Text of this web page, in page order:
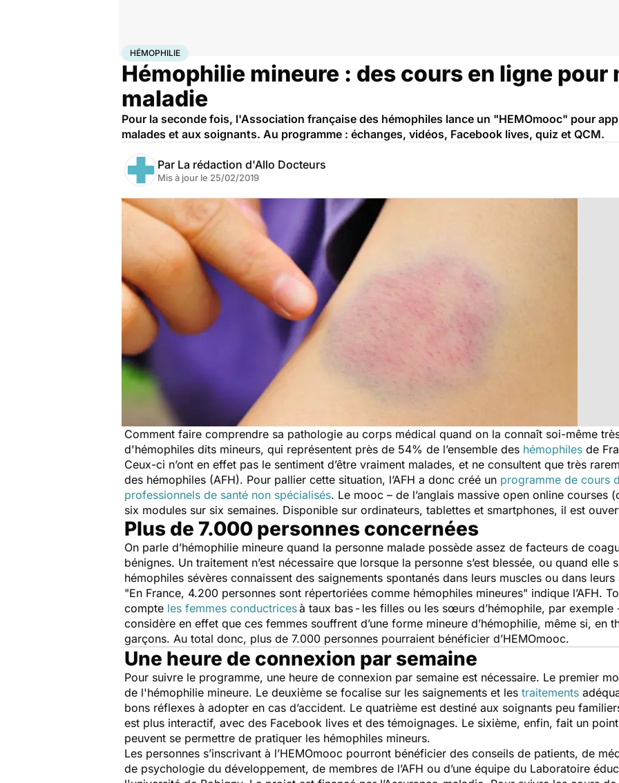
AccueilSanté Hémophilie
HÉMOPHILIE
Hémophilie mineure : des cours en ligne pour
maladie
Pour la seconde fois, l'Association française des hémophiles lance un "HEMOmooc" pour
malades et aux soignants. Au programme : échanges, vidéos, Facebook lives, quiz et QCM.
Par La rédaction d'Allo Docteurs
Mis à jour le 25/02/2019
Comment faire comprendre sa pathologie au corps médical quand on la connaît soi-même
d'hémophiles dits mineurs, qui représentent près de 54% de l’ensemble des hémophiles de
Ceux-ci n’ont en effet pas le sentiment d’être vraiment malades, et ne consultent que très
des hémophiles (AFH). Pour pallier cette situation, l’AFH a donc créé un programme de cours
professionnels de santé non spécialisés. Le mooc – de l’anglais massive open online courses
six modules sur six semaines. Disponible sur ordinateurs, tablettes et smartphones, il est
Plus de 7.000 personnes concernées
On parle d’hémophilie mineure quand la personne malade possède assez de facteurs de
bénignes. Un traitement n’est nécessaire que lorsque la personne s’est blessée, ou quand elle
hémophiles sévères connaissent des saignements spontanés dans leurs muscles ou dans
"En France, 4.200 personnes sont répertoriées comme hémophiles mineures" indique l’AFH.
compte les femmes conductricesà taux bas - les filles ou les sœurs d’hémophile, par
considère en effet que ces femmes souffrent d’une forme mineure d’hémophilie, même si, en
garçons. Au total donc, plus de 7.000 personnes pourraient bénéficier d’HEMOmooc.
Une heure de connexion par semaine
Pour suivre le programme, une heure de connexion par semaine est nécessaire. Le premier
de l'hémophilie mineure. Le deuxième se focalise sur les saignements et les traitements
bons réflexes à adopter en cas d’accident. Le quatrième est destiné aux soignants peu
est plus interactif, avec des Facebook lives et des témoignages. Le sixième, enfin, fait un
peuvent se permettre de pratiquer les hémophiles mineurs.
Les personnes s’inscrivant à l’HEMOmooc pourront bénéficier des conseils de patients, de
de psychologie du développement, de membres de l’AFH ou d’une équipe du Laboratoire